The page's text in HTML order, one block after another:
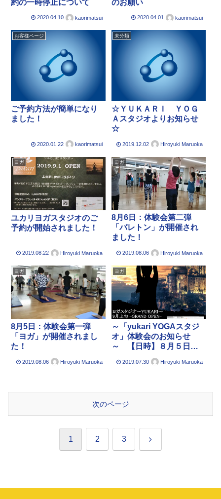
約の一時停止について
2020.04.10 kaorimatsui
のお願い
2020.04.01 kaorimatsui
お客様ページ
ご予約方法が簡単になり
ました！
2020.01.22 kaorimatsui
未分類
☆ＹＵＫＡＲＩ ＹＯＧ
Ａスタジオよりお知らせ
☆
2019.12.02 Hiroyuki Maruoka
ヨガ
ユカリヨガスタジオのご
予約が開始されました！
2019.08.22 Hiroyuki Maruoka
ヨガ
8月6日：体験会第二弾
「バレトン」が開催され
ました！
2019.08.06 Hiroyuki Maruoka
ヨガ
8月5日：体験会第一弾
「ヨガ」が開催されまし
た！
2019.08.06 Hiroyuki Maruoka
ヨガ
～「yukari YOGAスタジ
オ」体験会のお知らせ
～ 【日時】８月５日
（月）・６日（火）
2019.07.30 Hiroyuki Maruoka
次のページ
1 2 3 次